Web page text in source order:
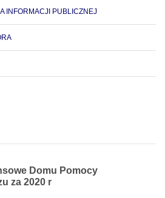
INFORMACJI PUBLICZNEJ
Domu Pomocy
za 2020 r